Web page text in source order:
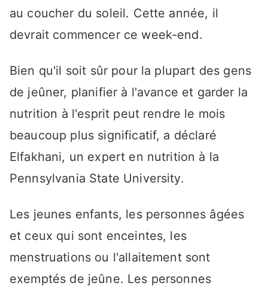
au coucher du soleil. Cette année, il
devrait commencer ce week-end.
Bien qu'il soit sûr pour la plupart des gens
de jeûner, planifier à l'avance et garder la
nutrition à l'esprit peut rendre le mois
beaucoup plus significatif, a déclaré
Elfakhani, un expert en nutrition à la
Pennsylvania State University.
Les jeunes enfants, les personnes âgées
et ceux qui sont enceintes, les
menstruations ou l'allaitement sont
exemptés de jeûne. Les personnes